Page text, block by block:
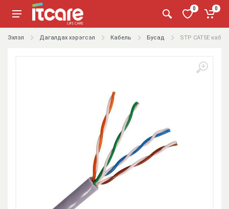
0 0
Эхлэл Дагалдах хэрэгсэл Кабель Бусад STP CAT5E